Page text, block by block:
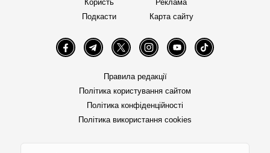
Користь
Подкасти
Реклама
Карта сайту
FacebookTelegramTwitter InstagramYouTube TikTok
Правила редакції
Політика користування сайтом
Політика конфіденційності
Політика використання cookies